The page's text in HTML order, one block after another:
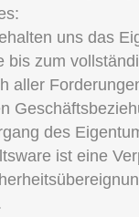
uns das
bis zum
aller
des
ist eine